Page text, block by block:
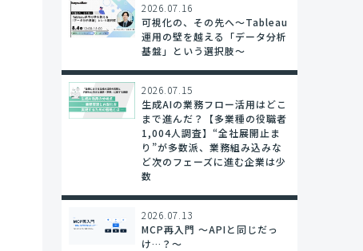
2026.07.16
可視化の、その先へ〜Tableau
運用の壁を越える「データ分析
基盤」という選択肢〜
2026.07.15
生成AIの業務フロー活用はどこ
まで進んだ？【多業種の役職者
1,004人調査】“全社展開止ま
り”が多数派、業務組み込みな
ど次のフェーズに進む企業は少
数
2026.07.13
MCP再入門 〜APIと同じだっ
け…？～